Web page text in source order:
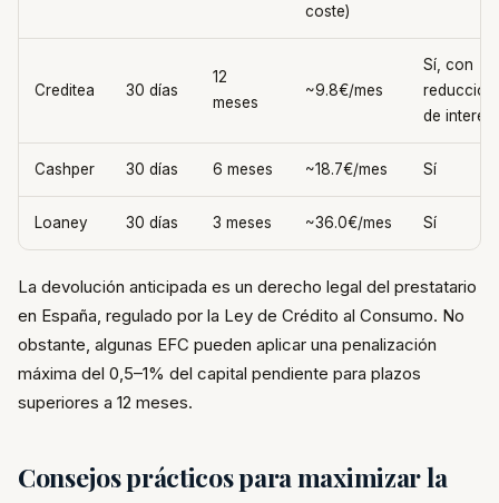
coste)
Creditea 30 días
12
meses
~9.8€/mes
Sí, con
reducción
de
Cashper 30 días 6 meses ~18.7€/mes Sí
Loaney 30 días 3 meses ~36.0€/mes Sí
La devolución anticipada es un derecho legal del prestatario
en España, regulado por la Ley de Crédito al Consumo. No
obstante, algunas EFC pueden aplicar una penalización
máxima del 0,5–1% del capital pendiente para plazos
superiores a 12 meses.
Consejos prácticos para maximizar la